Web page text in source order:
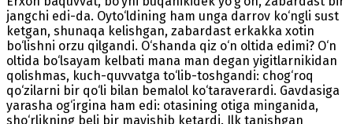
jangchi edi-da. Oyto‘ldining ham unga darrov ko‘ngli sust
ketgan, shunaqa kelishgan, zabardast erkakka xotin
bo‘lishni orzu qilgandi. O‘shanda qiz o‘n oltida edimi? O‘n
oltida bo‘lsayam kelbati mana man degan yigitlarnikidan
qolishmas, kuch-quvvatga to‘lib-toshgandi: chog‘roq
qo‘zilarni bir qo‘li bilan bemalol ko‘taraverardi. Gavdasiga
yarasha og‘irgina ham edi: otasining otiga minganida,
sho‘rlikning beli bir mayishib ketardi. Ilk tanishgan